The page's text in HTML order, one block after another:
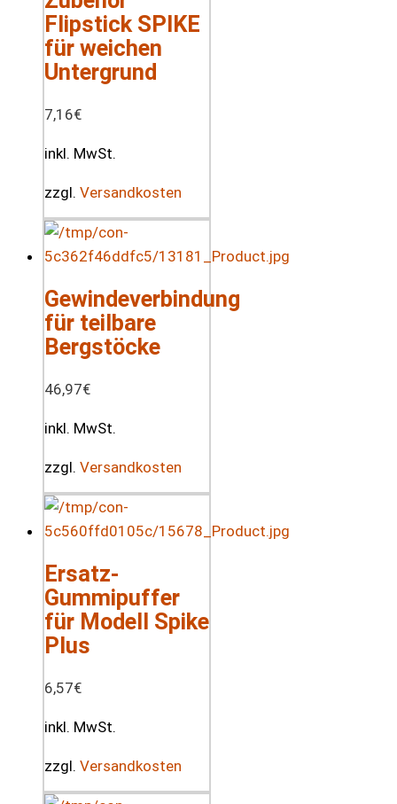
Flipstick SPIKE
für weichen
Untergrund
7,16€
inkl. MwSt.
zzgl. Versandkosten
Gewindeverbindung
für teilbare
Bergstöcke
46,97€
inkl. MwSt.
zzgl. Versandkosten
Ersatz-
Gummipuffer
für Modell Spike
Plus
6,57€
inkl. MwSt.
zzgl. Versandkosten